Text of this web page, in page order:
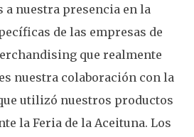
nuestra presencia en la
de las empresas de
que realmente
nuestra colaboración con la
utilizó nuestros productos
la Feria de la Aceituna. Los